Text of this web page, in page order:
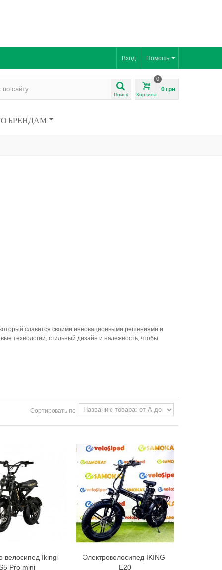
Помощь
Вход
Поиск Корзина
0
0 грн
БРЕНДАМ
славится своими инновационными решениями и
технологии, стильный дизайн и надежность, чтобы
Сортировать по
корзину
велосипед Ikingi
S5 Pro mini
В корзину
Электровелосипед IKINGI
E20